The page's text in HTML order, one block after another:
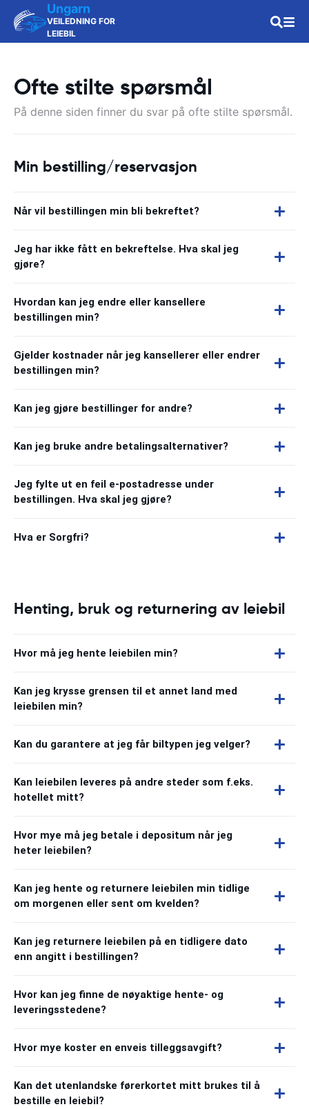
Ungarn
VEILEDNING FOR
LEIEBIL
Ofte stilte spørsmål
På denne siden finner du svar på ofte stilte spørsmål.
Min bestilling/reservasjon
Når vil bestillingen min bli bekreftet?
Jeg har ikke fått en bekreftelse. Hva skal jeg
gjøre?
Hvordan kan jeg endre eller kansellere
bestillingen min?
Gjelder kostnader når jeg kansellerer eller endrer
bestillingen min?
Kan jeg gjøre bestillinger for andre?
Kan jeg bruke andre betalingsalternativer?
Jeg fylte ut en feil e-postadresse under
bestillingen. Hva skal jeg gjøre?
Hva er Sorgfri?
Henting, bruk og returnering av leiebil
Hvor må jeg hente leiebilen min?
Kan jeg krysse grensen til et annet land med
leiebilen min?
Kan du garantere at jeg får biltypen jeg velger?
Kan leiebilen leveres på andre steder som f.eks.
hotellet mitt?
Hvor mye må jeg betale i depositum når jeg
heter leiebilen?
Kan jeg hente og returnere leiebilen min tidlige
om morgenen eller sent om kvelden?
Kan jeg returnere leiebilen på en tidligere dato
enn angitt i bestillingen?
Hvor kan jeg finne de nøyaktige hente- og
leveringsstedene?
Hvor mye koster en enveis tilleggsavgift?
Kan det utenlandske førerkortet mitt brukes til å
bestille en leiebil?